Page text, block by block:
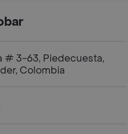
# 3-63, Piedecuesta,
Colombia